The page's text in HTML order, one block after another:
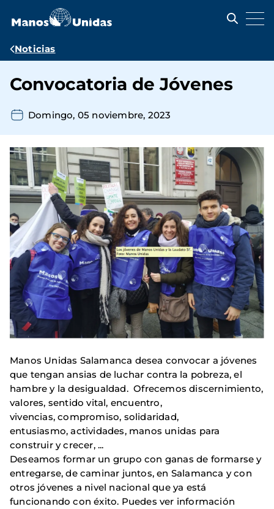
contenido
Ruta
navegación
Noticias
Convocatoria de Jóvenes
Domingo, 05 noviembre, 2023
Manos Unidas Salamanca desea convocar a jóvenes
que tengan ansias de luchar contra la pobreza, el
hambre y la desigualdad. Ofrecemos discernimiento,
valores, sentido vital, encuentro,
vivencias, compromiso, solidaridad,
entusiasmo, actividades, manos unidas para
construir y crecer, ...
Deseamos formar un grupo con ganas de formarse y
entregarse, de caminar juntos, en Salamanca y con
otros jóvenes a nivel nacional que ya está
funcionando con éxito. Puedes ver información